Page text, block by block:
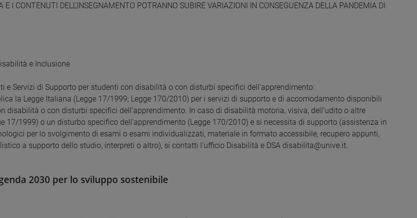
E I CONTENUTI DELL'INSEGNAMENTO POTRANNO SUBIRE VARIAZIONI IN CONSEGUENZA DELLA PANDEMIA DI
e Inclusione
e Servizi di Supporto per studenti con disabilità o con disturbi specifici dell’apprendimento:
la Legge Italiana (Legge 17/1999; Legge 170/2010) per i servizi di supporto e di accomodamento disponibili
disabilità o con disturbi specifici dell’apprendimento. In caso di disabilità motoria, visiva, dell’udito o altre
17/1999) o un disturbo specifico dell’apprendimento (Legge 170/2010) e si necessita di supporto (assistenza in
per lo svolgimento di esami o esami individualizzati, materiale in formato accessibile, recupero appunti,
a supporto dello studio, interpreti o altro), si contatti l’ufficio Disabilità e DSA disabilita@unive.it.
2030 per lo sviluppo sostenibile